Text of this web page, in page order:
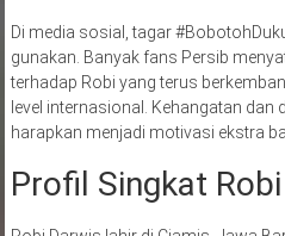
Di media sosial, tagar
gunakan. Banyak fans Persib
terhadap Robi yang terus
level internasional. Kehangatan
harapkan menjadi motivasi ekstra
Profil Singkat